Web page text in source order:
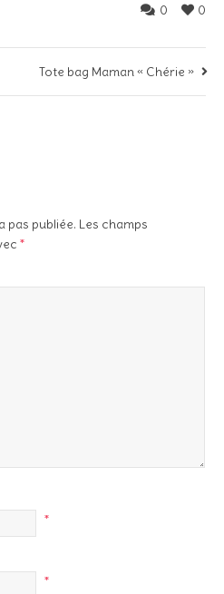
0
0
Tote bag Maman « Chérie »
pas publiée. Les champs
*
*
*